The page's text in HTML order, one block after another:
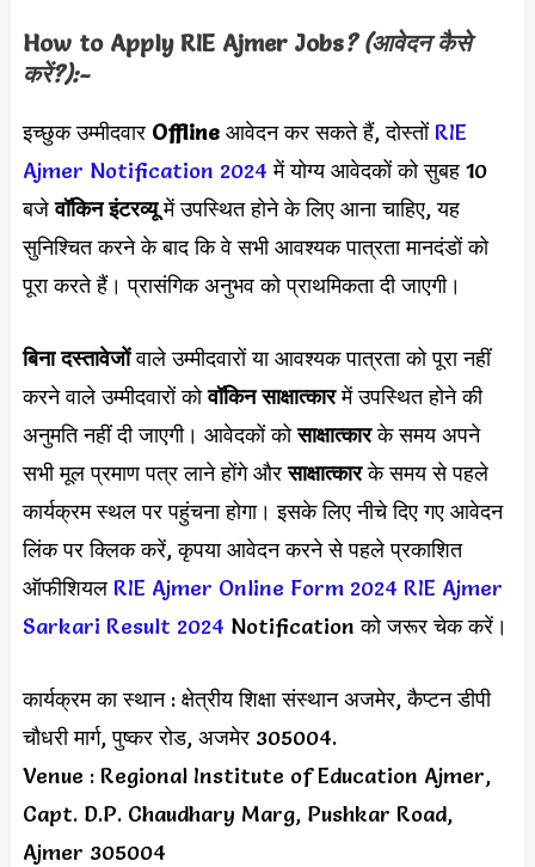
How to Apply RIE Ajmer Jobs? (आवेदन कैसे
करें?):-
इच्छुक उम्मीदवार Offline आवेदन कर सकते हैं, दोस्तों RIE
Ajmer Notification 2024 में योग्य आवेदकों को सुबह 10
बजेवॉकिन इंटरव्यूमें उपस्थित होने के लिए आना चाहिए, यह
सुनिश्चित करने के बाद कि वे सभी आवश्यक पात्रता मानदंडों को
पूरा करते हैं। प्रासंगिक अनुभव को प्राथमिकता दी जाएगी।
बिना दस्तावेजोंवाले उम्मीदवारों या आवश्यक पात्रता को पूरा नहीं
करने वाले उम्मीदवारों कोवॉकिन साक्षात्कारमें उपस्थित होने की
अनुमति नहीं दी जाएगी। आवेदकों कोसाक्षात्कारके समय अपने
सभी मूल प्रमाण पत्र लाने होंगे औरसाक्षात्कारके समय से पहले
कार्यक्रम स्थल पर पहुंचना होगा। इसके लिए नीचे दिए गए आवेदन
लिंक पर क्लिक करें, कृपया आवेदन करने से पहले प्रकाशित
ऑफीशियल RIE Ajmer Online Form 2024 RIE Ajmer
Sarkari Result 2024 Notification को जरूर चेक करें।
कार्यक्रम का स्थान : क्षेत्रीय शिक्षा संस्थान अजमेर, कैप्टन डीपी
चौधरी मार्ग, पुष्कर रोड, अजमेर 305004.
Venue : Regional Institute of Education Ajmer,
Capt. D.P. Chaudhary Marg, Pushkar Road,
Ajmer 305004